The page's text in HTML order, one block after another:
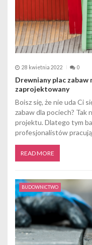
28 kwietnia 2022 0
Drewniany plac
zaprojektowany
Boisz się, że nie uda Ci
zabaw dla pociech? Tak
projektu. Dlatego tym
profesjonalistów
READ MORE
BUDOWNICTWO